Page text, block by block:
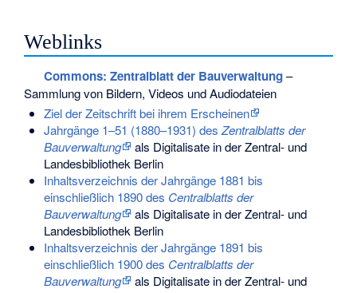
Weblinks
Commons: Zentralblatt der Bauverwaltung–
Sammlung von Bildern, Videos und Audiodateien
Ziel der Zeitschrift bei ihrem Erscheinen
Jahrgänge 1–51 (1880–1931) desZentralblatts der
Bauverwaltung
als Digitalisate in der Zentral- und
Landesbibliothek Berlin
Inhaltsverzeichnis der Jahrgänge 1881 bis
einschließlich 1890 des Centralblatts der
Bauverwaltung
als Digitalisate in der Zentral- und
Landesbibliothek Berlin
Inhaltsverzeichnis der Jahrgänge 1891 bis
einschließlich 1900 des Centralblatts der
Bauverwaltung
als Digitalisate in der Zentral- und